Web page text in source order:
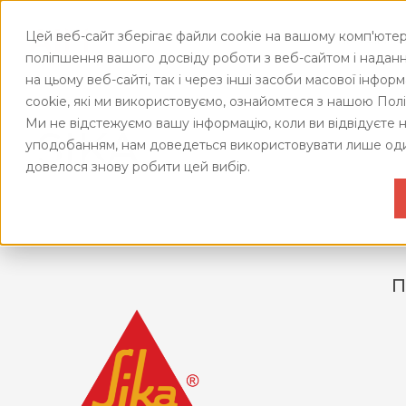
Цей веб-сайт зберігає файли cookie на вашому
поліпшення вашого досвіду роботи з веб-сайтом і
на цьому веб-сайті, так і через інші засоби масової
cookie, які ми використовуємо, ознайомтеся з нашою
Ми не відстежуємо вашу інформацію, коли ви
уподобанням, нам доведеться використовувати лише
довелося знову робити цей вибір.
ПРО АІМ
ПОДІЇ
ЯКІСТЮ
SIKA